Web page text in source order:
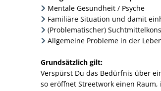
Mentale Gesundheit / Psyche
Familiäre Situation und damit
(Problematischer)
Allgemeine Probleme in der
Grundsätzlich gilt:
Verspürst Du das Bedürfnis über
so eröffnet Streetwork einen